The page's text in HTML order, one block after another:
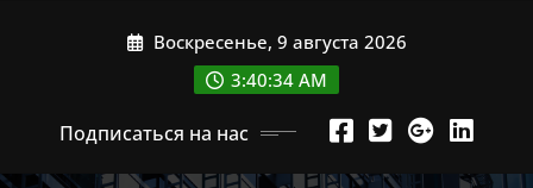
Воскресенье, 9 августа 2026
3:40:35 AM
Подписаться на нас